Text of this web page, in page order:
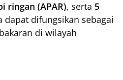
ringan (APAR), serta 5
dapat difungsikan sebagai
di wilayah